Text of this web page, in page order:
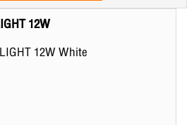
12W
12W White